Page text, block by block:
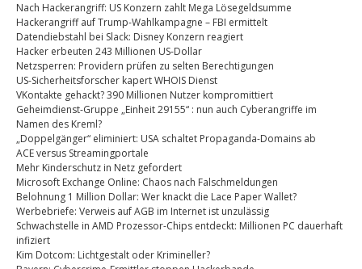
Nach Hackerangriff: US Konzern zahlt Mega Lösegeldsumme
Hackerangriff auf Trump-Wahlkampagne – FBI ermittelt
Datendiebstahl bei Slack: Disney Konzern reagiert
Hacker erbeuten 243 Millionen US-Dollar
Netzsperren: Providern prüfen zu selten Berechtigungen
US-Sicherheitsforscher kapert WHOIS Dienst
VKontakte gehackt? 390 Millionen Nutzer kompromittiert
Geheimdienst-Gruppe „Einheit 29155“ : nun auch Cyberangriffe im
Namen des Kreml?
„Doppelgänger“ eliminiert: USA schaltet Propaganda-Domains ab
ACE versus Streamingportale
Mehr Kinderschutz in Netz gefordert
Microsoft Exchange Online: Chaos nach Falschmeldungen
Belohnung 1 Million Dollar: Wer knackt die Lace Paper Wallet?
Werbebriefe: Verweis auf AGB im Internet ist unzulässig
Schwachstelle in AMD Prozessor-Chips entdeckt: Millionen PC dauerhaft
infiziert
Kim Dotcom: Lichtgestalt oder Krimineller?